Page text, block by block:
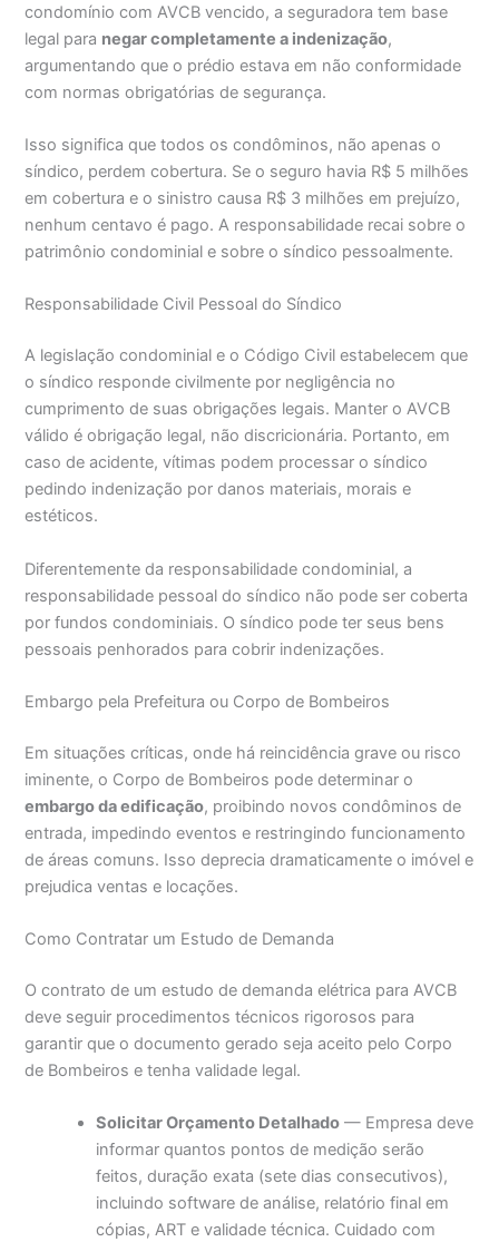
condomínio com AVCB vencido, a seguradora tem base
legal para negar completamente a indenização,
argumentando que o prédio estava em não conformidade
com normas obrigatórias de segurança.
Isso significa que todos os condôminos, não apenas o
síndico, perdem cobertura. Se o seguro havia R$ 5 milhões
em cobertura e o sinistro causa R$ 3 milhões em prejuízo,
nenhum centavo é pago. A responsabilidade recai sobre o
patrimônio condominial e sobre o síndico pessoalmente.
Responsabilidade Civil Pessoal do Síndico
A legislação condominial e o Código Civil estabelecem que
o síndico responde civilmente por negligência no
cumprimento de suas obrigações legais. Manter o AVCB
válido é obrigação legal, não discricionária. Portanto, em
caso de acidente, vítimas podem processar o síndico
pedindo indenização por danos materiais, morais e
estéticos.
Diferentemente da responsabilidade condominial, a
responsabilidade pessoal do síndico não pode ser coberta
por fundos condominiais. O síndico pode ter seus bens
pessoais penhorados para cobrir indenizações.
Embargo pela Prefeitura ou Corpo de Bombeiros
Em situações críticas, onde há reincidência grave ou risco
iminente, o Corpo de Bombeiros pode determinar o
embargo da edificação, proibindo novos condôminos de
entrada, impedindo eventos e restringindo funcionamento
de áreas comuns. Isso deprecia dramaticamente o imóvel e
prejudica ventas e locações.
Como Contratar um Estudo de Demanda
O contrato de um estudo de demanda elétrica para AVCB
deve seguir procedimentos técnicos rigorosos para
garantir que o documento gerado seja aceito pelo Corpo
de Bombeiros e tenha validade legal.
Solicitar Orçamento Detalhado — Empresa deve
informar quantos pontos de medição serão
feitos, duração exata (sete dias consecutivos),
incluindo software de análise, relatório final em
cópias, ART e validade técnica. Cuidado com